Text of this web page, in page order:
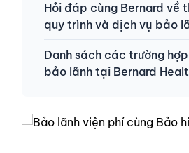
Hỏi đáp cùng Bernard về
quy trình và dịch vụ bảo
Danh sách các trường
bảo lãnh tại Bernard